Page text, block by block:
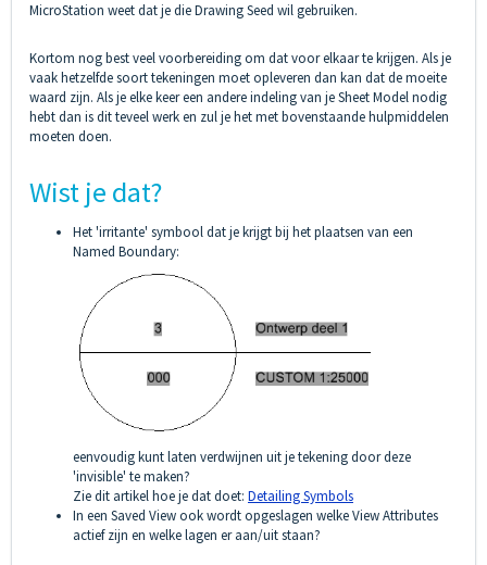
MicroStation weet dat je die Drawing Seed wil gebruiken.
Kortom nog best veel voorbereiding om dat voor elkaar te krijgen. Als je
vaak hetzelfde soort tekeningen moet opleveren dan kan dat de moeite
waard zijn. Als je elke keer een andere indeling van je Sheet Model nodig
hebt dan is dit teveel werk en zul je het met bovenstaande hulpmiddelen
moeten doen.
Wist je dat?
Het 'irritante' symbool dat je krijgt bij het plaatsen van een
Named Boundary:
eenvoudig kunt laten verdwijnen uit je tekening door deze
'invisible' te maken?
Zie dit artikel hoe je dat doet: Detailing Symbols
In een Saved View ook wordt opgeslagen welke View Attributes
actief zijn en welke lagen er aan/uit staan?